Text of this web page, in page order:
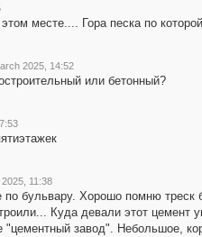
месте.... Гора песка по
2025, 14:52
или бетонный?
11:38
бульвару. Хорошо помню треск
Куда девали этот
"цементный завод". Небольшое,